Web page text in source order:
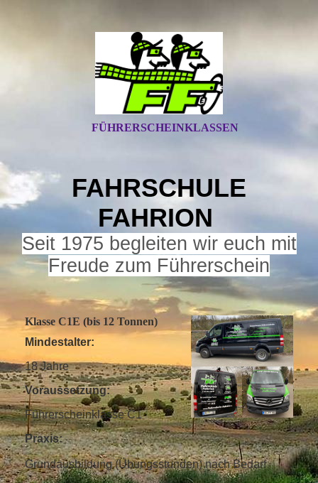
FÜHRERSCHEINKLASSEN
FAHRSCHULE
FAHRION
Seit 1975 begleiten wir euch mit
Freude zum Führerschein
Klasse C1E (bis 12 Tonnen)
Mindestalter:
18 Jahre
Voraussetzung:
Führerscheinklasse C1
Praxis:
Grundausbildung (Übungsstunden) nach Bedarf